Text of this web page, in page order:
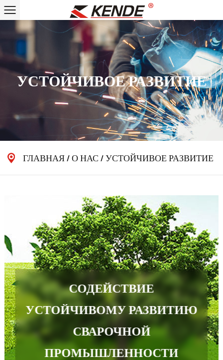
УСТОЙЧИВОЕ РАЗВИТИЕ
ГЛАВНАЯ/О НАС /УСТОЙЧИВОЕ РАЗВИТИЕ
СОДЕЙСТВИЕ
УСТОЙЧИВОМУ РАЗВИТИЮ
СВАРОЧНОЙ
ПРОМЫШЛЕННОСТИ